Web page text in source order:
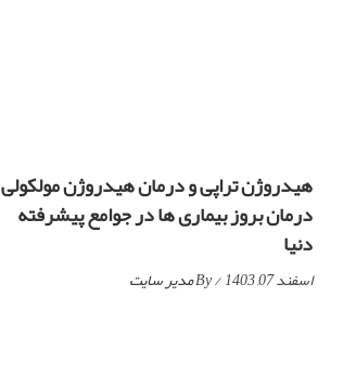
هیدروژن تراپی و درمان هیدروژن مولکولی
درمان بروز بیماری ها در جوامع پیشرفته
دنیا
اسفند 07, 1403 / By مدیر سایت